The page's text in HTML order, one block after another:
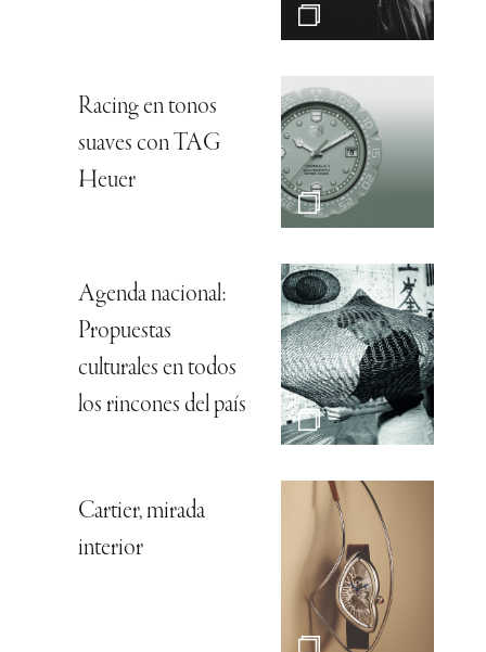
Racing en tonos
suaves con TAG
Heuer
Agenda nacional:
Propuestas
culturales en todos
los rincones del país
Cartier, mirada
interior